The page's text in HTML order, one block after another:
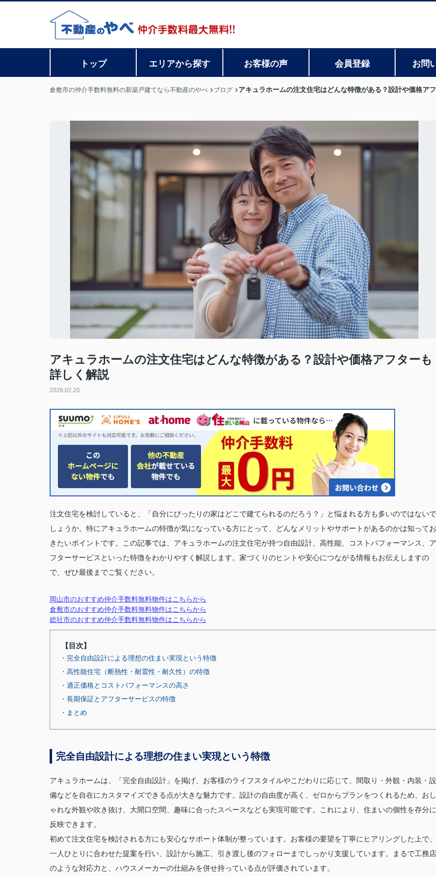
トップ エリアから探す お客様の声 会員登録 お問
倉敷市の仲介手数料無料の新築戸建てなら不動産のやべ ブログ アキュラホームの注文住宅はどんな特徴がある？設計や価格ア
アキュラホームの注文住宅はどんな特徴がある？設計や価格アフターも
詳しく解説
2026.02.20
注文住宅を検討していると、「自分にぴったりの家はどこで建てられるのだろう？」と悩まれる方も多いのではないで
しょうか。特にアキュラホームの特徴が気になっている方にとって、どんなメリットやサポートがあるのかは知ってお
きたいポイントです。この記事では、アキュラホームの注文住宅が持つ自由設計、高性能、コストパフォーマンス、ア
フターサービスといった特徴をわかりやすく解説します。家づくりのヒントや安心につながる情報もお伝えしますの
で、ぜひ最後までご覧ください。
岡山市のおすすめ仲介手数料無料物件はこちらから
倉敷市のおすすめ仲介手数料無料物件はこちらから
総社市のおすすめ仲介手数料無料物件はこちらから
【目次】
・完全自由設計による理想の住まい実現という特徴
・高性能住宅（断熱性・耐震性・耐久性）の特徴
・適正価格とコストパフォーマンスの高さ
・長期保証とアフターサービスの特徴
・まとめ
完全自由設計による理想の住まい実現という特徴
アキュラホームは、「完全自由設計」を掲げ、お客様のライフスタイルやこだわりに応じて、間取り・外観・内装・設
備などを自在にカスタマイズできる点が大きな魅力です。設計の自由度が高く、ゼロからプランをつくれるため、おし
ゃれな外観や吹き抜け、大開口空間、趣味に合ったスペースなども実現可能です。これにより、住まいの個性を存分に
反映できます。
初めて注文住宅を検討される方にも安心なサポート体制が整っています。お客様の要望を丁寧にヒアリングした上で、
一人ひとりに合わせた提案を行い、設計から施工、引き渡し後のフォローまでしっかり支援しています。まるで工務店
のような対応力と、ハウスメーカーの仕組みを併せ持っている点が評価されています。